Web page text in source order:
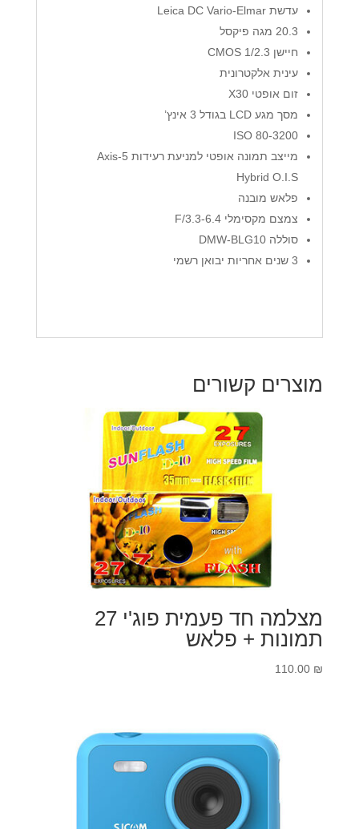
עדשת Leica DC Vario-Elmar
20.3 מגה פיקסל
חיישן CMOS 1/2.3
עינית אלקטרונית
זום אופטי X30
מסך מגע LCD בגודל 3 אינץ’
ISO 80-3200
מייצב תמונה אופטי למניעת רעידות 5-Axis
Hybrid O.I.S
פלאש מובנה
צמצם מקסימלי F/3.3-6.4
סוללה DMW-BLG10
3 שנים אחריות יבואן רשמי
מוצרים קשורים
מצלמה חד פעמית פוג'י 27
תמונות + פלאש
110.00 ₪